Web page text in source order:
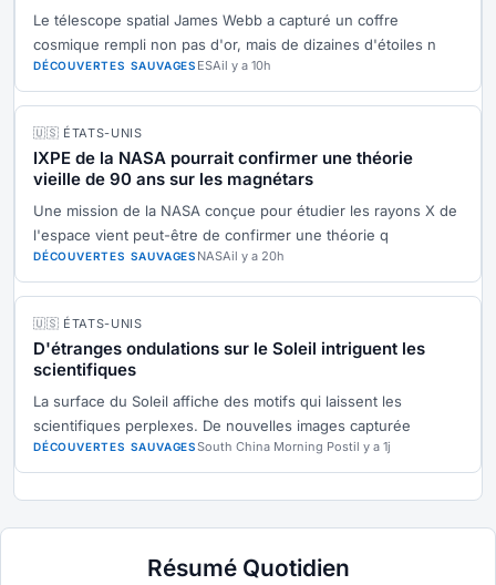
Le télescope spatial James Webb a capturé un coffre
cosmique rempli non pas d'or, mais de dizaines d'étoiles n
DÉCOUVERTES SAUVAGES ESAil y a 10h
🇺🇸 ÉTATS-UNIS
IXPE de la NASA pourrait confirmer une théorie
vieille de 90 ans sur les magnétars
Une mission de la NASA conçue pour étudier les rayons X de
l'espace vient peut-être de confirmer une théorie q
DÉCOUVERTES SAUVAGES NASAil y a 20h
🇺🇸 ÉTATS-UNIS
D'étranges ondulations sur le Soleil intriguent les
scientifiques
La surface du Soleil affiche des motifs qui laissent les
scientifiques perplexes. De nouvelles images capturée
DÉCOUVERTES SAUVAGESSouth China Morning Postil y a 1j
Résumé Quotidien